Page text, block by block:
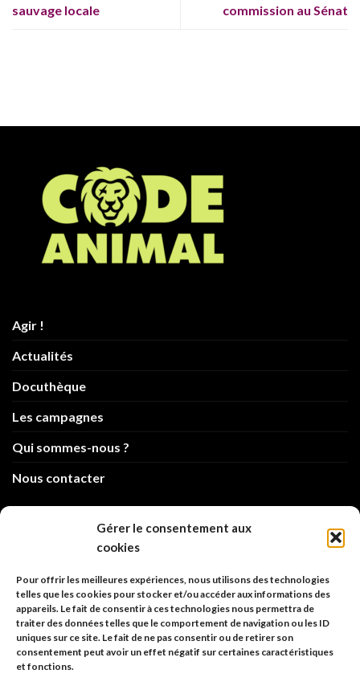
Gérer le consentement aux
cookies
Pour offrir les meilleures expériences, nous utilisons des technologies
telles que les cookies pour stocker et/ou accéder aux informations des
appareils. Le fait de consentir à ces technologies nous permettra de
traiter des données telles que le comportement de navigation ou les ID
uniques sur ce site. Le fait de ne pas consentir ou de retirer son
consentement peut avoir un effet négatif sur certaines caractéristiques
et fonctions.
sauvage locale
commission au Sénat
Agir !
Actualités
Docuthèque
Les campagnes
Qui sommes-nous ?
Nous contacter
info@code-animal.com
Code Animal
26, rue principale
67480 Roppenheim
Adresse à utiliser pour les envois en AR.